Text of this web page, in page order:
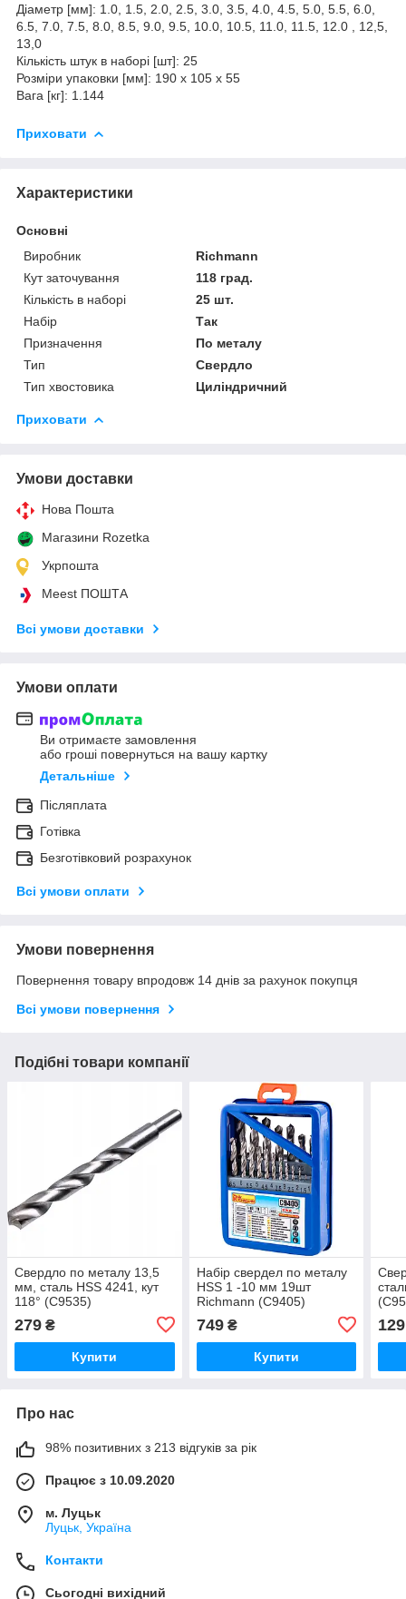
Діаметр [мм]: 1.0, 1.5, 2.0, 2.5, 3.0, 3.5, 4.0, 4.5, 5.0, 5.5, 6.0,
6.5, 7.0, 7.5, 8.0, 8.5, 9.0, 9.5, 10.0, 10.5, 11.0, 11.5, 12.0 , 12,5,
13,0
Кількість штук в наборі [шт]: 25
Розміри упаковки [мм]: 190 x 105 x 55
Вага [кг]: 1.144
Приховати
Характеристики
Основні
Виробник
Richmann
Кут заточування
118 град.
Кількість в наборі
25 шт.
Набір
Так
Призначення
По металу
Тип
Свердло
Тип хвостовика
Циліндричний
Приховати
Умови доставки
Нова Пошта
Магазини Rozetka
Укрпошта
Meest ПОШТА
Всі умови доставки
Умови оплати
Ви отримаєте замовлення
або гроші повернуться на вашу картку
Детальніше
Післяплата
Готівка
Безготівковий розрахунок
Всі умови оплати
Умови повернення
Повернення товару впродовж 14 днів за рахунок покупця
Всі умови повернення
Подібні товари компанії
Свердло по металу 13,5
мм, сталь HSS 4241, кут
118° (C9535)
279 ₴
Купити
Набір свердел по металу
HSS 1 -10 мм 19шт
Richmann (C9405)
749₴
Купити
129
Про нас
98% позитивних з 213 відгуків за рік
Працює з 10.09.2020
м. Луцьк
Луцьк, Україна
Контакти
Сьогодні вихідний